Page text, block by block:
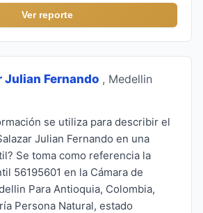
Ver reporte
Julian Fernando , Medellin
se utiliza para describir el
Julian Fernando en una
Se toma como referencia la
56195601 en la Cámara de
Para Antioquia, Colombia,
Persona Natural, estado